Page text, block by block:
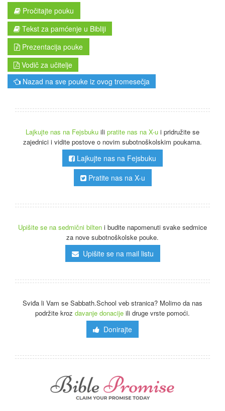
Pročitajte pouku
Tekst za pamćenje u Bibliji
Prezentacija pouke
Vodič za učitelje
Nazad na sve pouke iz ovog tromesečja
Lajkujte nas na Fejsbuku ili pratite nas na X-u i pridružite se
zajednici i vidite postove o novim subotnoškolskim poukama.
Lajkujte nas na Fejsbuku
Pratite nas na X-u
Upišite se na sedmični bilten i budite napomenuti svake sedmice
za nove subotnoškolske pouke.
Upišite se na mail listu
Sviđa li Vam se Sabbath.School veb stranica? Molimo da nas
podržite kroz davanje donacije ili druge vrste pomoći.
Donirajte